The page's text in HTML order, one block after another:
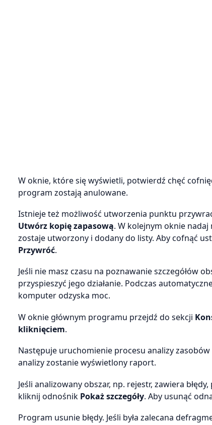
W oknie, które się wyświetli, potwierdź chęć
program zostają anulowane.
Istnieje też możliwość utworzenia punktu
Utwórz kopię zapasową. W kolejnym oknie
zostaje utworzony i dodany do listy. Aby cofnąć
Przywróć.
Jeśli nie masz czasu na poznawanie szczegółów
przyspieszyć jego działanie. Podczas
komputer odzyska moc.
W oknie głównym programu przejdź do sekcji
kliknięciem.
Następuje uruchomienie procesu analizy
analizy zostanie wyświetlony raport.
Jeśli analizowany obszar, np. rejestr, zawiera
kliknij odnośnik Pokaż szczegóły. Aby usunąć
Program usunie błędy. Jeśli była zalecana